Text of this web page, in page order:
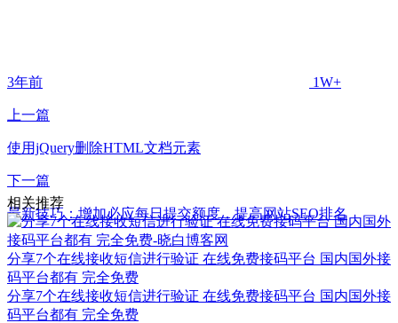
3年前 1W+
上一篇
使用jQuery删除HTML文档元素
下一篇
最新技巧：增加必应每日提交额度，提高网站SEO排名
相关推荐
分享7个在线接收短信进行验证 在线免费接码平台 国内国外接
码平台都有 完全免费
分享7个在线接收短信进行验证 在线免费接码平台 国内国外接
码平台都有 完全免费